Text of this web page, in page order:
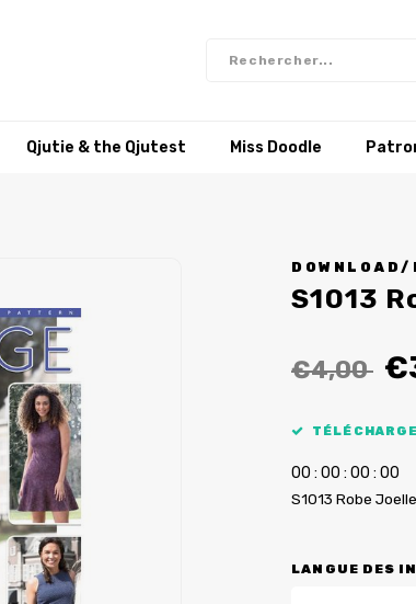
Qjutie & the Qjutest Miss Doodle
DOWNLOAD/
S1013
€4,00
00 : 00 : 00 : 00
S1013 Robe Joelle
LANGUE DES